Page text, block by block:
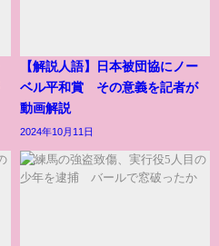
【解説人語】日本被団協にノー
ベル平和賞 その意義を記者が
動画解説
2024年10月11日